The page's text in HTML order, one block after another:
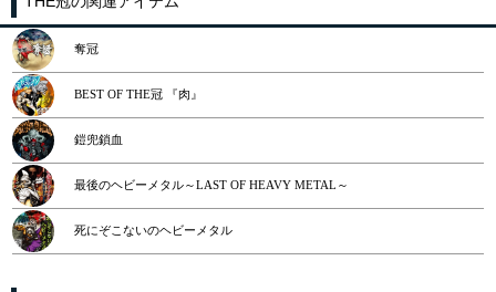
奪冠
BEST OF THE冠 『肉』
鎧兜鎖血
最後のヘビーメタル～LAST OF HEAVY METAL～
死にぞこないのヘビーメタル